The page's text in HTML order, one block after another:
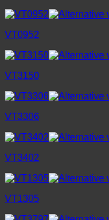
VT0952
VT3150
VT3306
VT3402
VT1305